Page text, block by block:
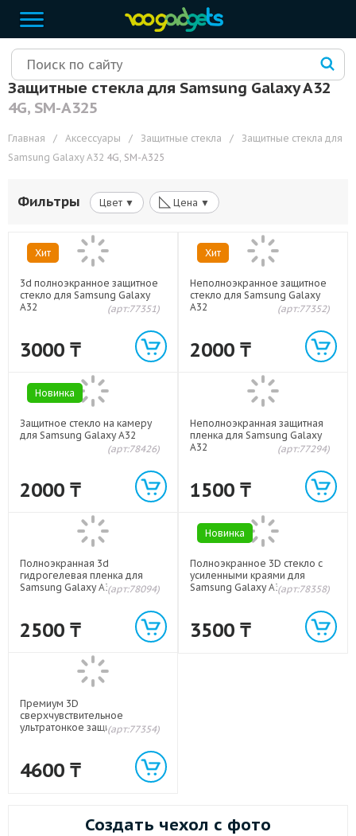
Защитные стекла для Samsung Galaxy A32
4G, SM-A325
Главная / Аксессуары / Защитные стекла /
Защитные стекла для
Samsung Galaxy A32 4G, SM-A325
Фильтры Цвет ▼ ◺ Цена ▼
Хит
3d полноэкранное защитное
стекло для Samsung Galaxy
A32
(арт:77351)
3000 ₸
Хит
Неполноэкранное защитное
стекло для Samsung Galaxy
A32
(арт:77352)
2000 ₸
Новинка
Защитное стекло на камеру
для Samsung Galaxy A32
(арт:78426)
2000 ₸
Неполноэкранная защитная
пленка для Samsung Galaxy
A32
(арт:77294)
1500 ₸
Полноэкранная 3d
гидрогелевая пленка для
Samsung Galaxy A32(арт:78094)
2500 ₸
Новинка
Полноэкранное 3D стекло с
усиленными краями для
Samsung Galaxy A32 Черный
(арт:78358)
3500 ₸
Премиум 3D
сверхчувствительное
ультратонкое защитное стекло
(арт:77354)
4600 ₸
Создать чехол с фото